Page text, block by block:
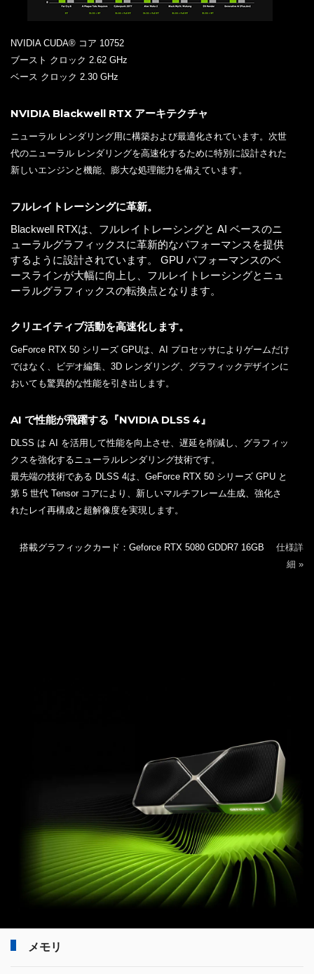
NVIDIA CUDA® コア 10752
ブースト クロック 2.62 GHz
ベース クロック 2.30 GHz
NVIDIA Blackwell RTX アーキテクチャ
ニューラル レンダリング用に構築および最適化されています。次世
代のニューラル レンダリングを高速化するために特別に設計された
新しいエンジンと機能、膨大な処理能力を備えています。
フルレイトレーシングに革新。
Blackwell RTXは、フルレイトレーシングと AI ベースのニ
ューラルグラフィックスに革新的なパフォーマンスを提供
するように設計されています。 GPU パフォーマンスのベ
ースラインが大幅に向上し、フルレイトレーシングとニュ
ーラルグラフィックスの転換点となります。
クリエイティブ活動を高速化します。
GeForce RTX 50 シリーズ GPUは、AI プロセッサによりゲームだけ
ではなく、ビデオ編集、3D レンダリング、グラフィックデザインに
おいても驚異的な性能を引き出します。
AI で性能が飛躍する『NVIDIA DLSS 4』
DLSS は AI を活用して性能を向上させ、遅延を削減し、グラフィッ
クスを強化するニューラルレンダリング技術です。
最先端の技術である DLSS 4は、GeForce RTX 50 シリーズ GPU と
第 5 世代 Tensor コアにより、新しいマルチフレーム生成、強化さ
れたレイ再構成と超解像度を実現します。
搭載グラフィックカード：Geforce RTX 5080 GDDR7 16GB 仕様詳
細 »
メモリ